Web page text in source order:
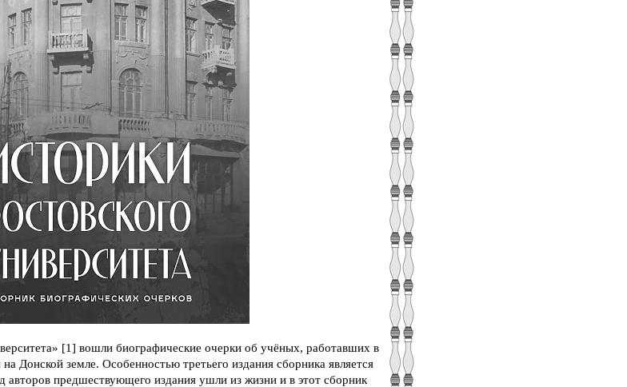
[1] вошли биографические очерки об учёных, работавших в
Донской земле. Особенностью третьего издания сборника является
авторов предшествующего издания ушли из жизни и в этот сборник